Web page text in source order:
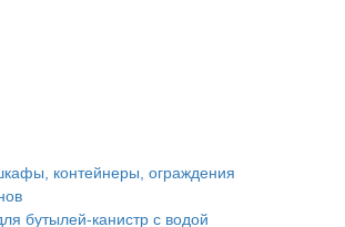
контейнеры, ограждения
бутылей-канистр с водой